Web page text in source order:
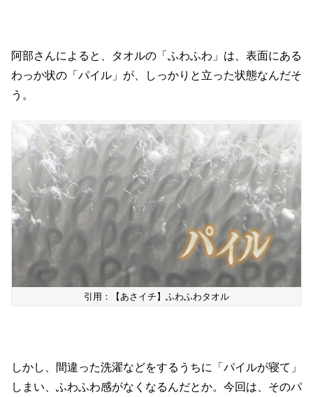
阿部さんによると、タオルの「ふわふわ」は、表面にある
わっか状の「パイル」が、しっかりと立った状態なんだそ
う。
引用：【あさイチ】ふわふわタオル
しかし、間違った洗濯などをするうちに「パイルが寝て」
しまい、ふわふわ感がなくなるんだとか。今回は、そのパ